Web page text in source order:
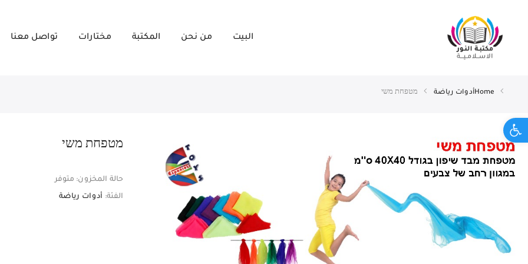
Open toolbar
البيت من نحن المكتبة مختارات تواصل معنا
Homeأدوات رياضة מטפחת משי
מטפחת משי
حالة المخزون: متوفر
الفئة: أدوات رياضة